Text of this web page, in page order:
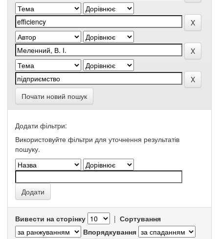
Почати новий пошук
Додати фільтри:
Використовуйте фільтри для уточнення результатів
пошуку.
Вивести на сторінку | Сортування
Впорядкування